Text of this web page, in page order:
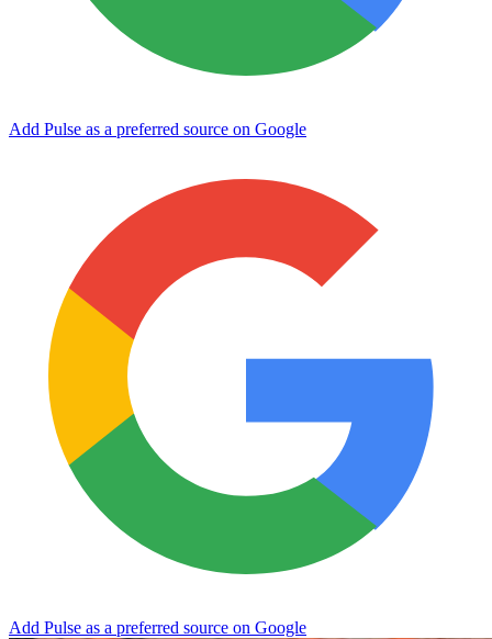
Add Pulse as a preferred source on Google
Add Pulse as a preferred source on Google